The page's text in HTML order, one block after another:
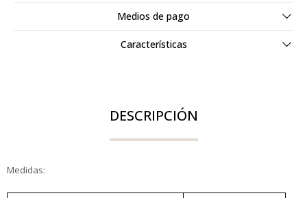
Medios de pago
Características
DESCRIPCIÓN
Medidas: